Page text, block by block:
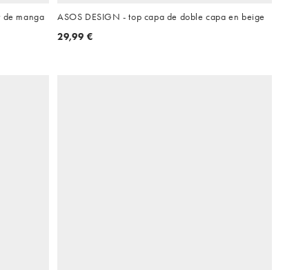
de manga
ASOS DESIGN - top capa de doble capa en beige
29,99 €